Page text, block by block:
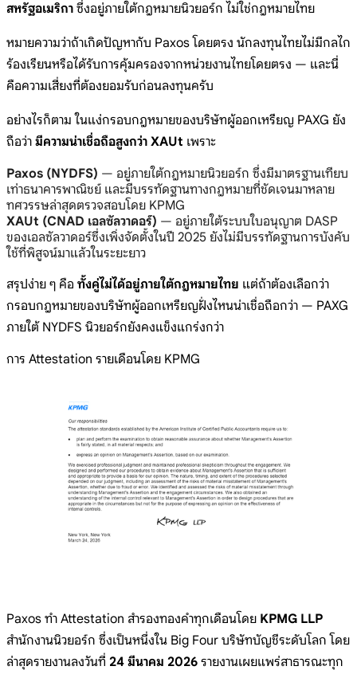
สหรัฐอเมริกา ซึ่งอยู่ภายใต้กฎหมายนิวยอร์ก ไม่ใช่กฎหมายไทย
หมายความว่าถ้าเกิดปัญหากับ Paxos โดยตรง นักลงทุนไทยไม่มีกลไก
ร้องเรียนหรือได้รับการคุ้มครองจากหน่วยงานไทยโดยตรง — และนี่
คือความเสี่ยงที่ต้องยอมรับก่อนลงทุนครับ
อย่างไรก็ตาม ในแง่กรอบกฎหมายของบริษัทผู้ออกเหรียญ PAXG ยัง
ถือว่า มีความน่าเชื่อถือสูงกว่า XAUt เพราะ
Paxos (NYDFS) — อยู่ภายใต้กฎหมายนิวยอร์ก ซึ่งมีมาตรฐานเทียบ
เท่าธนาคารพาณิชย์ และมีบรรทัดฐานทางกฎหมายที่ชัดเจนมาหลาย
ทศวรรษล่าสุดตรวจสอบโดย KPMG
XAUt (CNAD เอลซัลวาดอร์) — อยู่ภายใต้ระบบใบอนุญาต DASP
ของเอลซัลวาดอร์ซึ่งเพิ่งจัดตั้งในปี 2025 ยังไม่มีบรรทัดฐานการบังคับ
ใช้ที่พิสูจน์มาแล้วในระยะยาว
สรุปง่าย ๆ คือ ทั้งคู่ไม่ได้อยู่ภายใต้กฎหมายไทย แต่ถ้าต้องเลือกว่า
กรอบกฎหมายของบริษัทผู้ออกเหรียญฝั่งไหนน่าเชื่อถือกว่า — PAXG
ภายใต้ NYDFS นิวยอร์กยังคงแข็งแกร่งกว่า
การ Attestation รายเดือนโดย KPMG
Paxos ทำ Attestation สำรองทองคำทุกเดือนโดย KPMG LLP
สำนักงานนิวยอร์ก ซึ่งเป็นหนึ่งใน Big Four บริษัทบัญชีระดับโลก โดย
ล่าสุดรายงานลงวันที่ 24 มีนาคม 2026 รายงานเผยแพร่สาธารณะทุก